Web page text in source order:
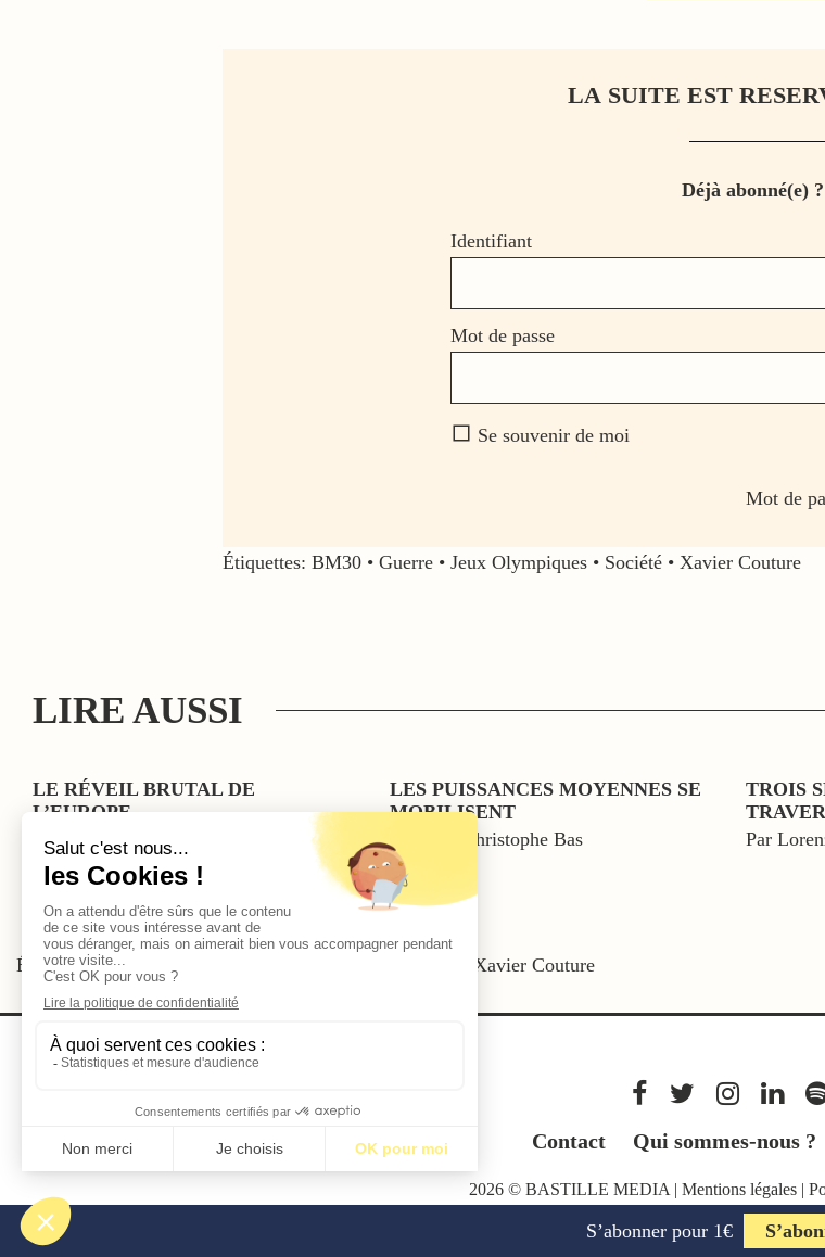
LA SUITE EST
Déjà abonné(e)
Identifiant
Mot de passe
Se souvenir de moi
Mot de
Étiquettes: BM30 • Guerre • Jeux Olympiques • Société • Xavier Couture
LIRE AUSSI
LE RÉVEIL BRUTAL DE
L’EUROPE
Par Hicheme Lehmici
LES PUISSANCES MOYENNES SE
MOBILISENT
Par Jean-Christophe Bas
TROIS
Par
Étiquettes:BM30 Xavier Couture
Contact Qui sommes-nous ?
2026 © BASTILLE MEDIA | Mentions légales|
S’abonner pour 1€